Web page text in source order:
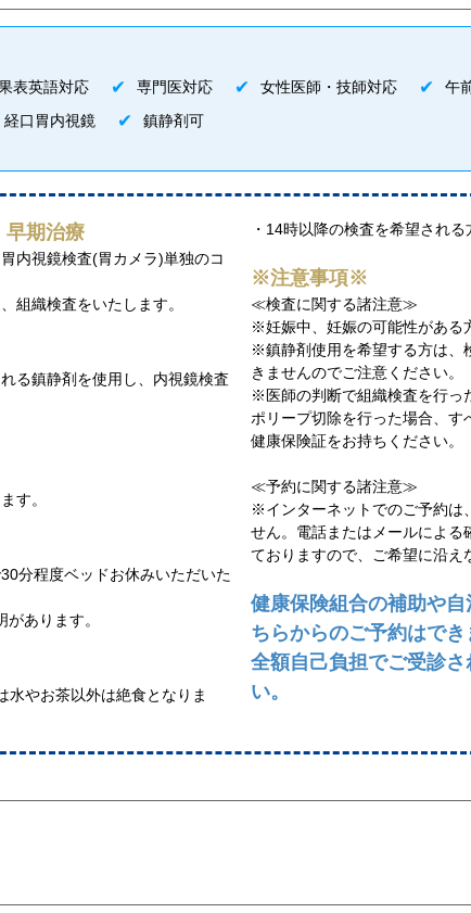
表英語対応 専門医対応 女性医師・技師対応 午
経口胃内視鏡 鎮静剤可
早期治療
内視鏡検査(胃カメラ)単独のコ
組織検査をいたします。
る鎮静剤を使用し、内視鏡検査
す。
分程度ベッドお休みいただいた
があります。
水やお茶以外は絶食となりま
・14時以降の検査を希望され
※注意事項※
≪検査に関する諸注意≫
※妊娠中、妊娠の可能性がある
※鎮静剤使用を希望する方は、
きませんのでご注意ください。
※医師の判断で組織検査を行っ
ポリープ切除を行った場合、
健康保険証をお持ちください。
≪予約に関する諸注意≫
※インターネットでのご予約は
せん。電話またはメールによ
ておりますので、ご希望に沿え
健康保険組合の補助や
ちらからのご予約はでき
全額自己負担でご受診
い。